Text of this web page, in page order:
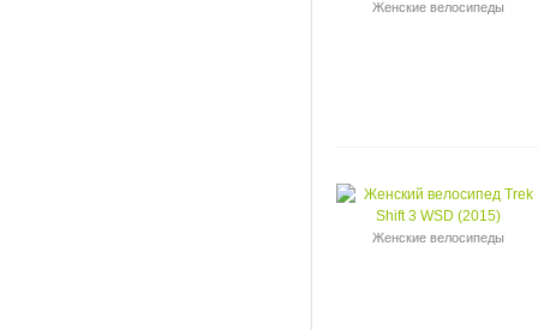
Женские велосипеды
Женские велосипеды